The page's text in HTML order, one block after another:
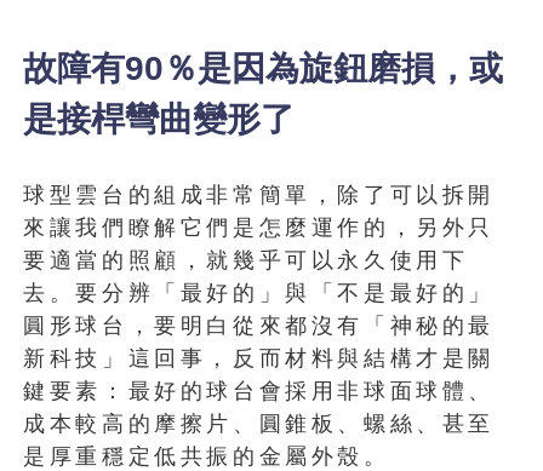
故障有90％是因為旋鈕磨損，或
是接桿彎曲變形了
球型雲台的組成非常簡單，除了可以拆開
來讓我們瞭解它們是怎麼運作的，另外只
要適當的照顧，就幾乎可以永久使用下
去。要分辨「最好的」與「不是最好的」
圓形球台，要明白從來都沒有「神秘的最
新科技」這回事，反而材料與結構才是關
鍵要素：最好的球台會採用非球面球體、
成本較高的摩擦片、圓錐板、螺絲、甚至
是厚重穩定低共振的金屬外殼。